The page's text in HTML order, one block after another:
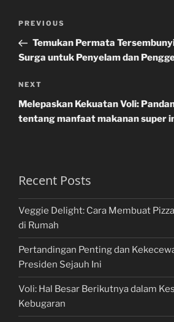
Previous
Post
PREVIOUS
Temukan Permata
Surga untuk Penyelam dan
Next
Post
NEXT
Melepaskan Kekuatan Voli:
tentang manfaat makanan super
Recent Posts
Veggie Delight: Cara Membuat
di Rumah
Pertandingan Penting dan
Presiden Sejauh Ini
Voli: Hal Besar Berikutnya dalam
Kebugaran